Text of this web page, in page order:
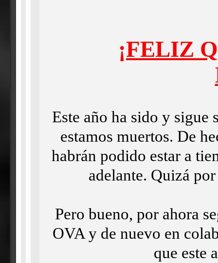
¡FELIZ
Este año ha sido y sigue
estamos muertos. De
habrán podido estar a
adelante. Quizá
Pero bueno, por ahora
OVA y de nuevo en
que este